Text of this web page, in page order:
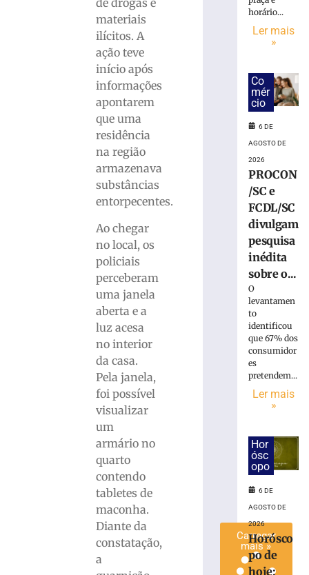
de drogas e
materiais
ilícitos. A
ação teve
início após
informações
apontarem
que uma
residência
na região
armazenava
substâncias
entorpecentes.
Ao chegar
no local, os
policiais
perceberam
uma janela
aberta e a
luz acesa
no interior
da casa.
Pela janela,
foi possível
visualizar
um
armário no
quarto
contendo
tabletes de
maconha.
Diante da
constatação,
a
ferida
contra
poste
Gaspar
Bombeiros
capturam
jararacuçu
pátio
residência
Bairro
Águas
Carregar
mais »
horário...
Ler mais
»
Co
mér
cio
6 DE
AGOSTO DE
2026
PROCON
/SC e
FCDL/SC
divulgam
pesquisa
inédita
sobre o...
O
levantamen
to
identificou
que 67% dos
consumidor
es
pretendem...
Ler mais
»
Hor
ósc
opo
6 DE
AGOSTO DE
2026
Horósco
po de
hoje: